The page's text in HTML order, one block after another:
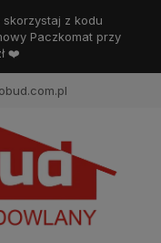
z kodu
Paczkomat przy
❤️